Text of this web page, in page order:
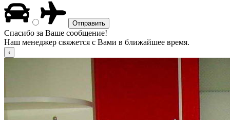
Спасибо за Ваше сообщение!
Наш менеджер свяжется с Вами в ближайшее время.